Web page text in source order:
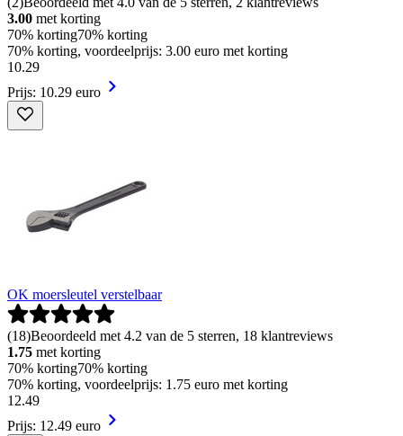
3.00 met korting
70% korting70% korting
70% korting, voordeelprijs: 3.00 euro met korting
10.29
Prijs: 10.29 euro
OK moersleutel verstelbaar
(18)Beoordeeld met 4.2 van de 5 sterren, 18 klantreviews
1.75 met korting
70% korting70% korting
70% korting, voordeelprijs: 1.75 euro met korting
12.49
Prijs: 12.49 euro